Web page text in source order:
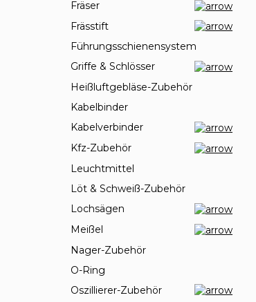
Fräser
Frässtift
Führungsschienensystem
Griffe & Schlösser
Heißluftgebläse-Zubehör
Kabelbinder
Kabelverbinder
Kfz-Zubehör
Leuchtmittel
Löt & Schweiß-Zubehör
Lochsägen
Meißel
Nager-Zubehör
O-Ring
Oszillierer-Zubehör